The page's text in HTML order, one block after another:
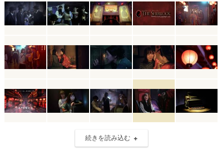
続きを読み込む